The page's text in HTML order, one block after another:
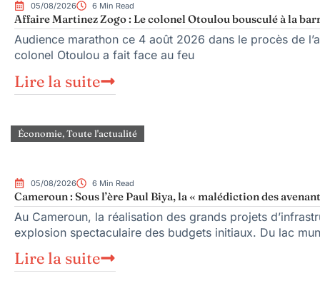
05/08/2026 6 Min Read
Affaire Martinez Zogo : Le colonel Otoulou bousculé à la
Audience marathon ce 4 août 2026 dans le procès de
colonel Otoulou a fait face au feu
Lire la suite
Économie,Toute l'actualité
05/08/2026 6 Min Read
Cameroun : Sous l’ère Paul Biya, la « malédiction des
Au Cameroun, la réalisation des grands projets
explosion spectaculaire des budgets initiaux. Du lac
Lire la suite